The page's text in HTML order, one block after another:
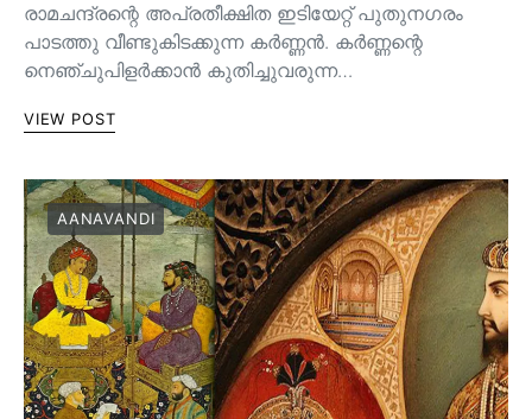
രാമചന്ദ്രന്റെ അപ്രതീക്ഷിത ഇടിയേറ്റ് പുതുനഗരം
പാടത്തു വീണ്ടുകിടക്കുന്ന കർണ്ണൻ. കർണ്ണന്റെ
നെഞ്ചുപിളർക്കാൻ കുതിച്ചുവരുന്ന…
VIEW POST
AANAVANDI